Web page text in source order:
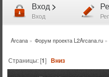
Вход >
Вход
Arcana» Форум проекта L2Arcana.ru »
Страницы: [1]Вниз